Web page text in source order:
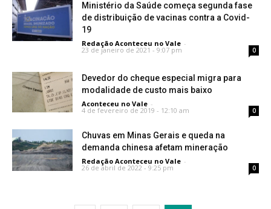
Ministério da Saúde começa segunda fase
de distribuição de vacinas contra a Covid-
19
Redação Aconteceu no Vale -
23 de janeiro de 2021 - 9:07 pm 0
Devedor do cheque especial migra para
modalidade de custo mais baixo
Aconteceu no Vale -
4 de fevereiro de 2019 - 12:10 am 0
Chuvas em Minas Gerais e queda na
demanda chinesa afetam mineração
Redação Aconteceu no Vale -
26 de abril de 2022 - 9:25 pm 0